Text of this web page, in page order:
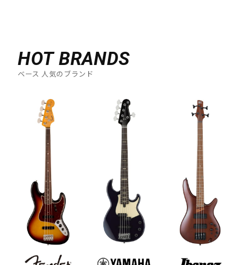
HOT BRANDS
ベース 人気のブランド